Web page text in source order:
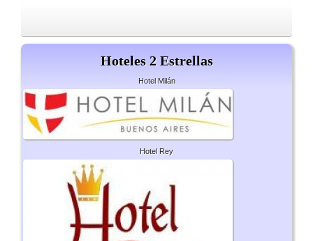
Hoteles 2 Estrellas
Hotel Milán
Hotel Rey